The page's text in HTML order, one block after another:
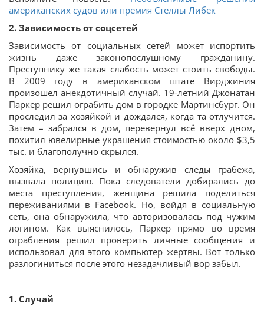
американских судов или премия Стеллы Либек
2. Зависимость от соцсетей
Зависимость от социальных сетей может испортить
жизнь даже законопослушному гражданину.
Преступнику же такая слабость может стоить свободы.
В 2009 году в американском штате Вирджиния
произошел анекдотичный случай. 19-летний Джонатан
Паркер решил ограбить дом в городке Мартинсбург. Он
проследил за хозяйкой и дождался, когда та отлучится.
Затем – забрался в дом, перевернул всё вверх дном,
похитил ювелирные украшения стоимостью около $3,5
тыс. и благополучно скрылся.
Хозяйка, вернувшись и обнаружив следы грабежа,
вызвала полицию. Пока следователи добирались до
места преступления, женщина решила поделиться
переживаниями в Facebook. Но, войдя в социальную
сеть, она обнаружила, что авторизовалась под чужим
логином. Как выяснилось, Паркер прямо во время
ограбления решил проверить личные сообщения и
использовал для этого компьютер жертвы. Вот только
разлогиниться после этого незадачливый вор забыл.
1. Случай